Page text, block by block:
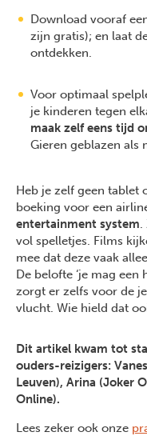
Download vooraf
zijn gratis); en laat
ontdekken.
Voor optimaal
je kinderen tegen
maak zelf eens tijd
Gieren geblazen als
Heb je zelf geen tablet
boeking voor een
entertainment system.
vol spelletjes. Films
mee dat deze vaak
De belofte ‘je mag een
zorgt er zelfs voor de
vlucht. Wie hield dat
Dit artikel kwam tot
ouders-reizigers:
Leuven), Arina (Joker
Online).
Lees zeker ook onze